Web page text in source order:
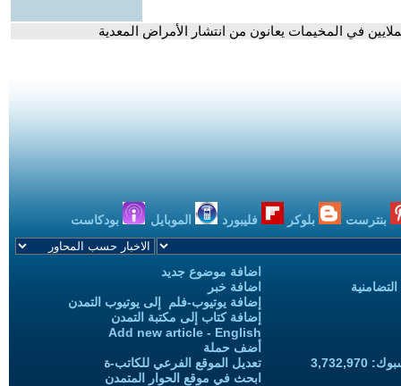
في المخيمات يعانون من انتشار الأمراض المعدية
بنترست بلوكر فليبورد الموبايل بودكاست
اضافة موضوع جديد
اضافة خبر
إضافة يوتيوب-فلم إلى يوتيوب التمدن
إضافة كتاب إلى مكتبة التمدن
Add new article - English
أضف حملة
تعديل الموقع الفرعي للكاتب-ة
ابحث في موقع الحوار المتمدن